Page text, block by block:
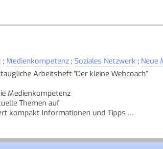
; Medienkompetenz; Soziales Netzwerk ; Neue
Arbeitsheft "Der kleine Webcoach"
Medienkompetenz
Themen auf
kompakt Informationen und Tipps
für Risiken.
kann in Einzel-, Partner- und